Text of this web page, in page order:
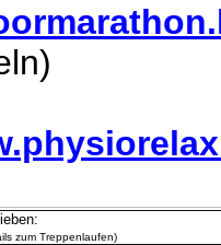
zum Treppenlaufen)